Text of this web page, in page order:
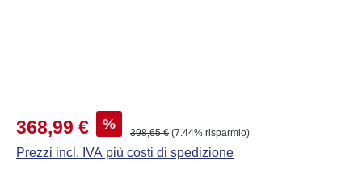
Prezzo di vendita:
368,99 € % Prezzo normale:
398,65 € (7.44% risparmio)
Prezzi incl. IVA più costi di spedizione